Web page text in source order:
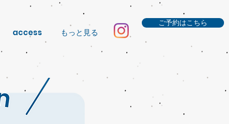
access もっと見る
ご予約はこちら